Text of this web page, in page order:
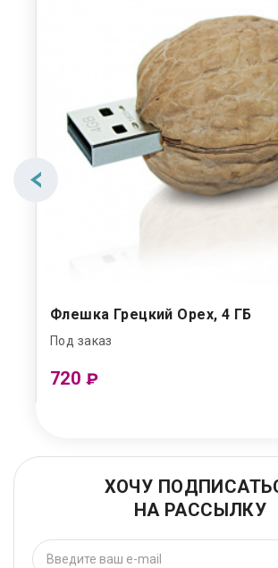
Флешка Грецкий Орех, 4 ГБ
Под заказ
720 ₽
ХОЧУ
НА РАССЫЛКУ